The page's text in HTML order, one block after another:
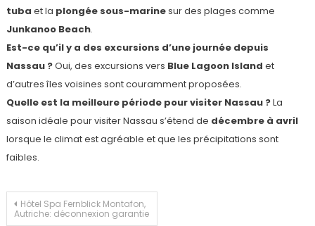
tuba et la plongée sous-marinesur des plages comme
Junkanoo Beach.
Est-ce qu’il y a des excursions d’une journée depuis
Nassau ?Oui, des excursions vers Blue Lagoon Island et
d’autres îles voisines sont couramment proposées.
Quelle est la meilleure période pour visiter Nassau ?La
saison idéale pour visiter Nassau s’étend de décembre à avril
lorsque le climat est agréable et que les précipitations sont
faibles.
Navigation
Hôtel Spa Fernblick Montafon,
Autriche: déconnexion garantie